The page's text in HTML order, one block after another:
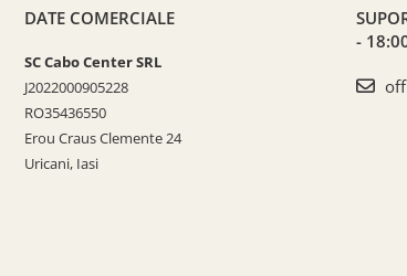
DATE COMERCIALE
SC Cabo Center SRL
J2022000905228
RO35436550
Erou Craus Clemente 24
Uricani, Iasi
-